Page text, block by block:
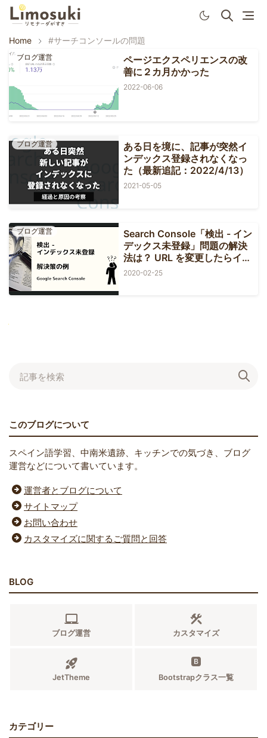
Home #サーチコンソールの問題
ブログ運営
ページエクスペリエンスの改
善に２カ月かかった
2022-06-06
ブログ運営
ある日を境に、記事が突然イ
ンデックス登録されなくなっ
た（最新追記：2022/4/13）
2021-05-05
ブログ運営
Search Console「検出 - イン
デックス未登録」問題の解決
法は？ URL を変更したらイン
デックスされた？
2020-02-25
このブログについて
スペイン語学習、中南米遺跡、キッチンでの気づき、ブログ
運営などについて書いています。
運営者とブログについて
サイトマップ
お問い合わせ
カスタマイズに関するご質問と回答
BLOG
ブログ運営 カスタマイズ
JetTheme Bootstrapクラス一覧
カテゴリー